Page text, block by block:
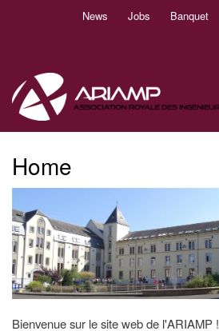
News Jobs Banquet
Home
Bienvenue sur le site web de l'ARIAMP !